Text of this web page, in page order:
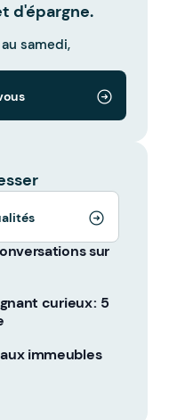
d'épargne.
samedi,
sur
curieux : 5
immeubles